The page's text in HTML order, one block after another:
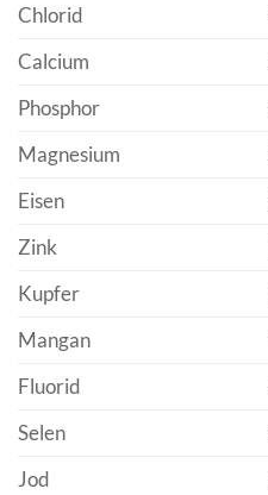
Chlorid
Calcium
Phosphor
Magnesium
Eisen
Zink
Kupfer
Mangan
Fluorid
Selen
Jod